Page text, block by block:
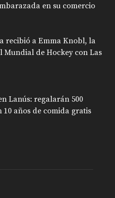
en su comercio
recibió a Emma Knobl, la
Mundial de Hockey con Las
Lanús: regalarán 500
años de comida gratis